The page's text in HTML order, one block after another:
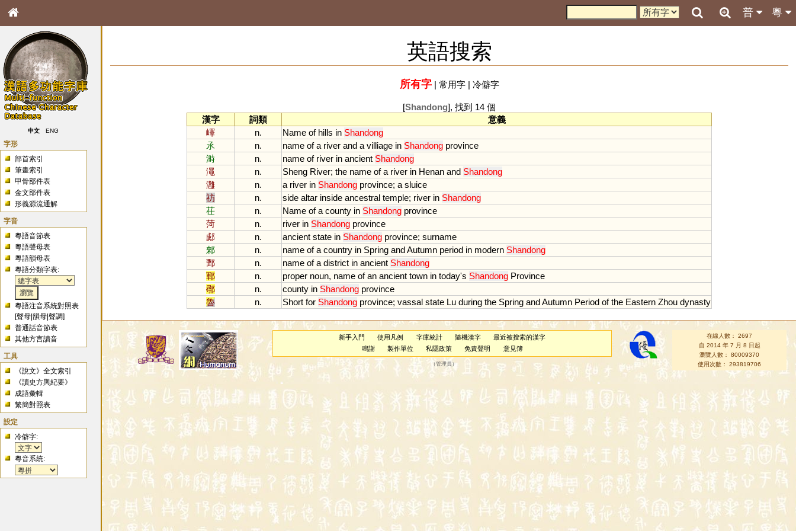
粵
普
中文 ENG
字形
部首索引
筆畫索引
甲骨部件表
金文部件表
形義源流通解
字音
粵語音節表
粵語聲母表
粵語韻母表
粵語分類字表:
粵語注音系統對照表
[聲母 |韻母 |聲調]
普通話音節表
其他方言讀音
工具
《說文》全文索引
《讀史方輿紀要》
成語彙輯
繁簡對照表
設定
冷僻字:
粵音系統:
英語搜索
所有字| 常用字| 冷僻字
[Shandong], 找到 14 個
漢字
詞類
意義
嶧
n. Name of hills in Shandong
氶
n. name of a river and a villiage in Shandong province
溡
n. name of river in ancient Shandong
澠
n. Sheng River; the name of a river in Henan and Shandong
灉
n. a river in Shandong province; a sluice
祊
n. side altar inside ancestral temple; river in Shandong
茌
n. Name of a county in Shandong province
菏
n. river in Shandong province
郕
n. ancient state in Shandong province; surname
郲
n. name of a country in Spring andAutumn period in modern Shandong
鄄
n. name of a district in ancient Shandong
鄆
n. proper noun, name of an ancient town in today's Shandong Province
鄩
n. county in Shandong province
魯
n. Short for Shandong province; vassal state Lu during the Spring andAutumn Period of the Eastern Zhou dynasty
新手入門 使用凡例 字庫統計 隨機漢字
最近被搜索的漢字
鳴謝
製作單位 私隱政策 免責聲明 意見簿
（管理員 ）
在線人數： 2697
自 2014 年 7 月 8 日起
瀏覽人數： 80009370
使用次數： 293819706